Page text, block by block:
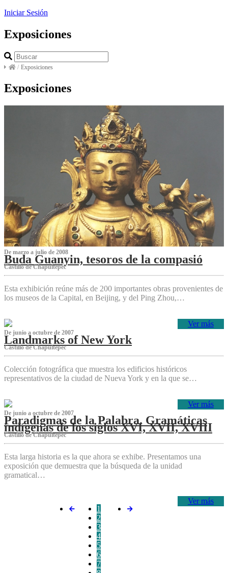
Iniciar Sesión
Exposiciones
/ Exposiciones
Exposiciones
De marzo a julio de 2008
Buda Guanyin, tesoros de la compasió
Castillo de Chapultepec
Esta exhibición reúne más de 200 importantes obras provenientes de
los museos de la Capital, en Beijing, y del Ping Zhou,…
Ver más
De junio a octubre de 2007
Landmarks of New York
Castillo de Chapultepec
Colección fotográfica que muestra los edificios históricos
representativos de la ciudad de Nueva York y en la que se…
Ver más
De junio a octubre de 2007
Paradigmas de la Palabra. Gramáticas
indígenas de los siglos XVI, XVII, XVIII
Castillo de Chapultepec
Esta larga historia es la que ahora se exhibe. Presentamos una
exposición que demuestra que la búsqueda de la unidad
gramatical…
Ver más
1
2
3
4
5
6
7